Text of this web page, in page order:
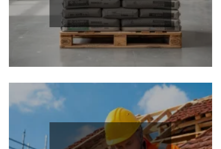
kupujących